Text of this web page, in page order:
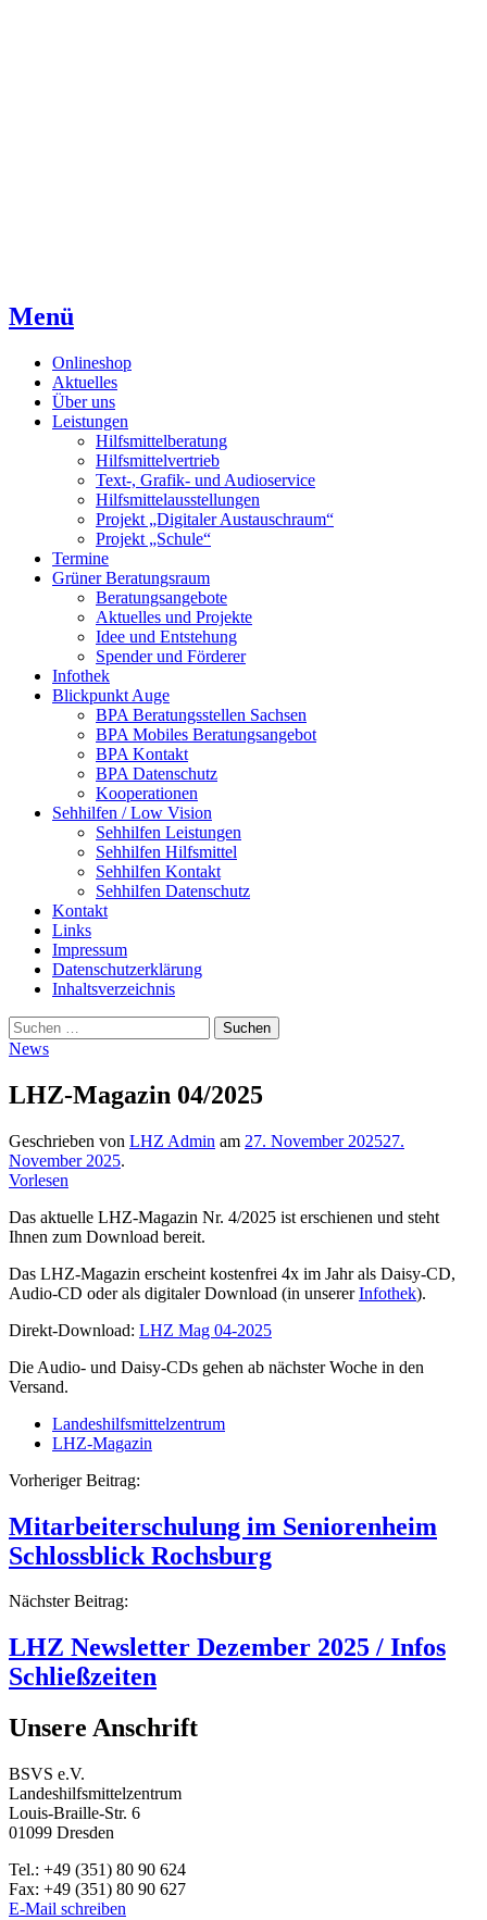
Menü
Onlineshop
Aktuelles
Über uns
Leistungen
Hilfsmittelberatung
Hilfsmittelvertrieb
Text-, Grafik- und Audioservice
Hilfsmittelausstellungen
Projekt „Digitaler Austauschraum“
Projekt „Schule“
Termine
Grüner Beratungsraum
Beratungsangebote
Aktuelles und Projekte
Idee und Entstehung
Spender und Förderer
Infothek
Blickpunkt Auge
BPA Beratungsstellen Sachsen
BPA Mobiles Beratungsangebot
BPA Kontakt
BPA Datenschutz
Kooperationen
Sehhilfen / Low Vision
Sehhilfen Leistungen
Sehhilfen Hilfsmittel
Sehhilfen Kontakt
Sehhilfen Datenschutz
Kontakt
Links
Impressum
Datenschutzerklärung
Inhaltsverzeichnis
Suche
Suchen
nach:
News
LHZ-Magazin 04/2025
Geschrieben von LHZ Admin am 27. November 202527.
November 2025.
Vorlesen
Das aktuelle LHZ-Magazin Nr. 4/2025 ist erschienen und steht
Ihnen zum Download bereit.
Das LHZ-Magazin erscheint kostenfrei 4x im Jahr als Daisy-CD,
Audio-CD oder als digitaler Download (in unsererInfothek).
Direkt-Download: LHZ Mag 04-2025
Die Audio- und Daisy-CDs gehen ab nächster Woche in den
Versand.
Landeshilfsmittelzentrum
LHZ-Magazin
Beitragsnavigation
Vorheriger Beitrag:
Mitarbeiterschulung im Seniorenheim
Schlossblick Rochsburg
Nächster Beitrag:
LHZ Newsletter Dezember 2025 / Infos
Schließzeiten
Unsere Anschrift
BSVS e.V.
Landeshilfsmittelzentrum
Louis-Braille-Str. 6
01099 Dresden
Tel.: +49 (351) 80 90 624
Fax: +49 (351) 80 90 627
E-Mail schreiben